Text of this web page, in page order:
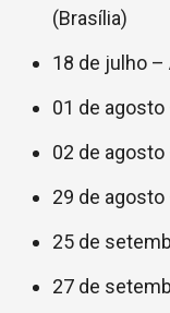
(Brasília)
18 de julho –
01 de agosto
02 de agosto
29 de agosto
25 de
27 de